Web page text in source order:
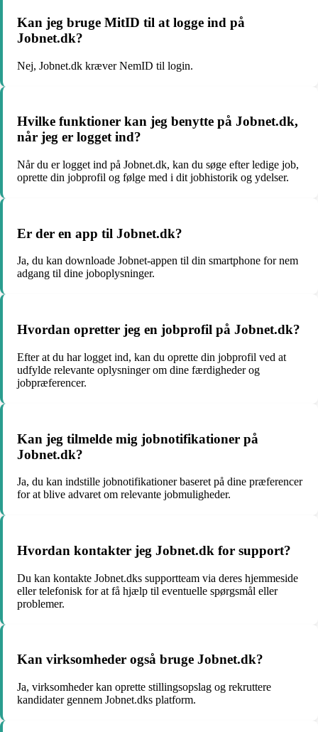
Kan jeg bruge MitID til at logge ind på
Jobnet.dk?
Nej, Jobnet.dk kræver NemID til login.
Hvilke funktioner kan jeg benytte på Jobnet.dk,
når jeg er logget ind?
Når du er logget ind på Jobnet.dk, kan du søge efter ledige job,
oprette din jobprofil og følge med i dit jobhistorik og ydelser.
Er der en app til Jobnet.dk?
Ja, du kan downloade Jobnet-appen til din smartphone for nem
adgang til dine joboplysninger.
Hvordan opretter jeg en jobprofil på Jobnet.dk?
Efter at du har logget ind, kan du oprette din jobprofil ved at
udfylde relevante oplysninger om dine færdigheder og
jobpræferencer.
Kan jeg tilmelde mig jobnotifikationer på
Jobnet.dk?
Ja, du kan indstille jobnotifikationer baseret på dine præferencer
for at blive advaret om relevante jobmuligheder.
Hvordan kontakter jeg Jobnet.dk for support?
Du kan kontakte Jobnet.dks supportteam via deres hjemmeside
eller telefonisk for at få hjælp til eventuelle spørgsmål eller
problemer.
Kan virksomheder også bruge Jobnet.dk?
Ja, virksomheder kan oprette stillingsopslag og rekruttere
kandidater gennem Jobnet.dks platform.